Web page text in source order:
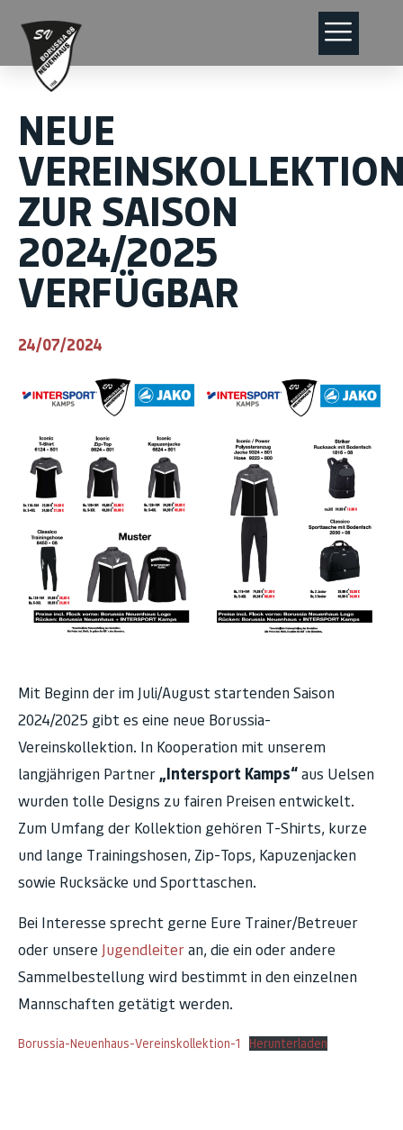
NEUE
ZUR SAISON
2024/2025
VERFÜGBAR
24/07/2024
Mit Beginn der im Juli/August startenden Saison
2024/2025 gibt es eine neue Borussia-
Vereinskollektion. In Kooperation mit unserem
langjährigen Partner „Intersport Kamps“ aus Uelsen
wurden tolle Designs zu fairen Preisen entwickelt.
Zum Umfang der Kollektion gehören T-Shirts, kurze
und lange Trainingshosen, Zip-Tops, Kapuzenjacken
sowie Rucksäcke und Sporttaschen.
Bei Interesse sprecht gerne Eure Trainer/Betreuer
oder unsere Jugendleiter an, die ein oder andere
Sammelbestellung wird bestimmt in den einzelnen
Mannschaften getätigt werden.
Borussia-Neuenhaus-Vereinskollektion-1 Herunterladen